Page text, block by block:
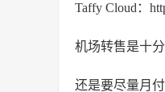
Taffy Cloud：
机场转售是十
还是要尽量月